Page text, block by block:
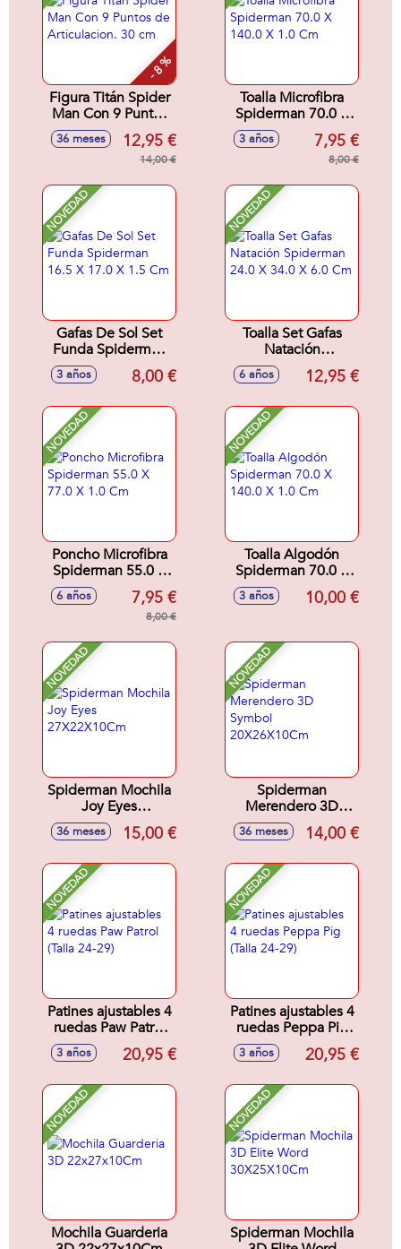
- 8 %
Figura Titán Spider
Man Con 9 Puntos
de Articulacion. 30
cm
36 meses 12,95 €
14,00 €
Toalla Microfibra
Spiderman 70.0 X
140.0 X 1.0 Cm
3 años 7,95 €
8,00 €
NOVEDAD
Gafas De Sol Set
Funda Spiderman
16.5 X 17.0 X 1.5
3 años 8,00 €
NOVEDAD
Toalla Set Gafas
Natación
Spiderman 24.0 X
34.0 X 6.0 Cm
6 años 12,95 €
NOVEDAD
Poncho Microfibra
Spiderman 55.0 X
77.0 X 1.0 Cm
6 años 7,95 €
8,00 €
NOVEDAD
Toalla Algodón
Spiderman 70.0 X
140.0 X 1.0 Cm
3 años 10,00 €
NOVEDAD
Spiderman Mochila
Joy Eyes
27X22X10Cm
36 meses 15,00 €
NOVEDAD
Spiderman
Merendero 3D
Symbol
20X26X10Cm
36 meses 14,00 €
NOVEDAD
Patines ajustables 4
ruedas Paw Patrol
(Talla 24-29)
3 años 20,95 €
NOVEDAD
Patines ajustables 4
ruedas Peppa Pig
(Talla 24-29)
3 años 20,95 €
NOVEDAD
Mochila Guarderia
NOVEDAD
Spiderman Mochila